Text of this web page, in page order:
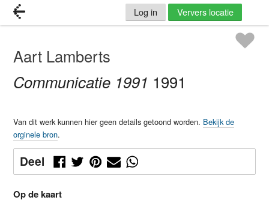
Log in Ververs locatie
Aart Lamberts
Communicatie 1991 1991
Van dit werk kunnen hier geen details getoond worden. Bekijk de
orginele bron.
Deel
Op de kaart